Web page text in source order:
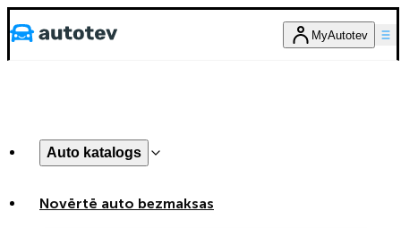
MyAutotev
Auto katalogs
Novērtē auto bezmaksas